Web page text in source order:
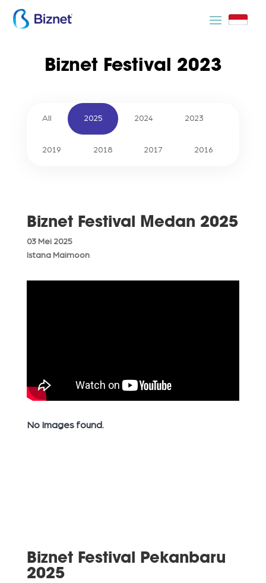
Biznet Festival 2023
All 2025 2024 2023
2019 2018 2017 2016
Biznet Festival Medan 2025
03 Mei 2025
Istana Maimoon
No Images found.
Biznet Festival Pekanbaru
2025